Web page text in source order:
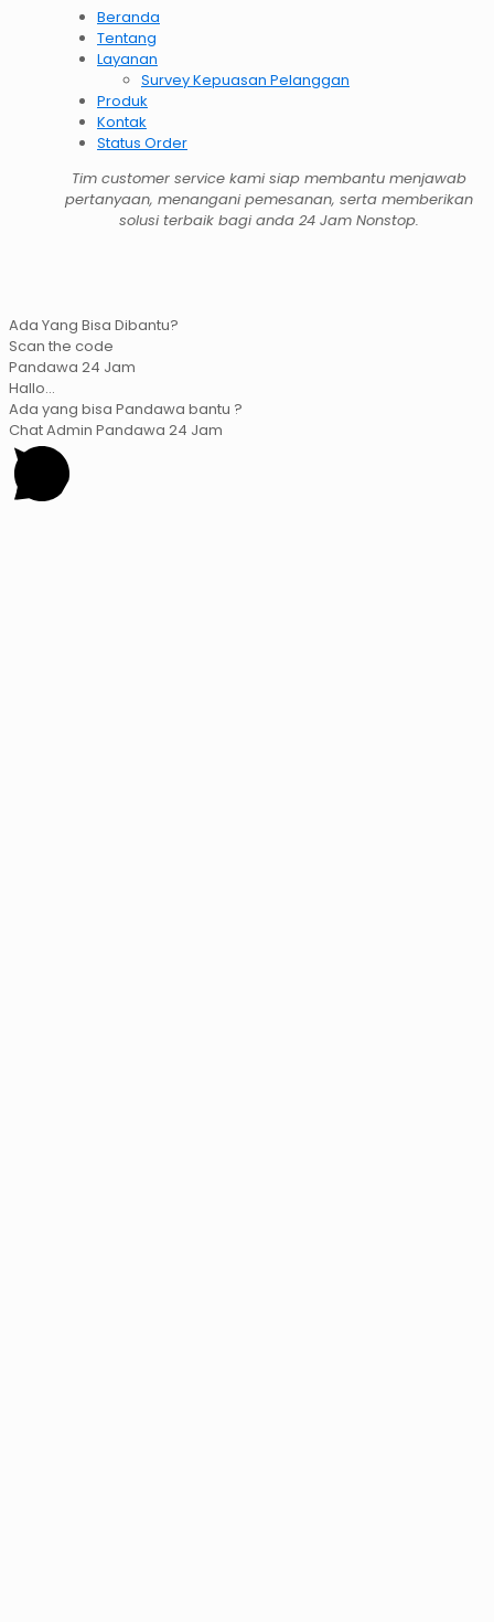
Beranda
Tentang
Layanan
Survey Kepuasan Pelanggan
Produk
Kontak
Status Order
Tim customer service kami siap membantu menjawab
pertanyaan, menangani pemesanan, serta memberikan
solusi terbaik bagi anda 24 Jam Nonstop.
Ada Yang Bisa Dibantu?
Scan the code
Pandawa 24 Jam
Hallo...
Ada yang bisa Pandawa bantu ?
Chat Admin Pandawa 24 Jam